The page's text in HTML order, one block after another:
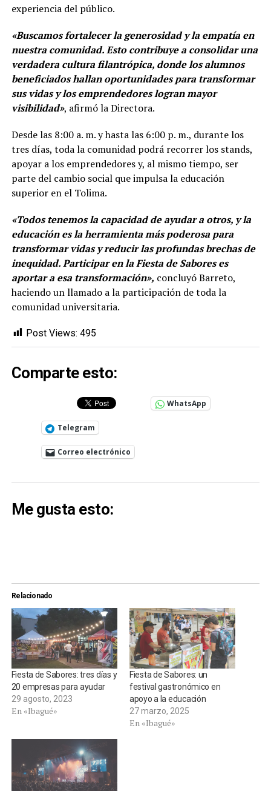
experiencia del público.
«Buscamos fortalecer la generosidad y la empatía en
nuestra comunidad. Esto contribuye a consolidar una
verdadera cultura filantrópica, donde los alumnos
beneficiados hallan oportunidades para transformar
sus vidas y los emprendedores logran mayor
visibilidad», afirmó la Directora.
Desde las 8:00 a. m. y hasta las 6:00 p. m., durante los
tres días, toda la comunidad podrá recorrer los stands,
apoyar a los emprendedores y, al mismo tiempo, ser
parte del cambio social que impulsa la educación
superior en el Tolima.
«Todos tenemos la capacidad de ayudar a otros, y la
educación es la herramienta más poderosa para
transformar vidas y reducir las profundas brechas de
inequidad. Participar en la Fiesta de Sabores es
aportar a esa transformación», concluyó Barreto,
haciendo un llamado a la participación de toda la
comunidad universitaria.
Post Views: 495
Comparte esto:
WhatsApp
Telegram
Correo electrónico
Me gusta esto:
Relacionado
Fiesta de Sabores: tres días y
20 empresas para ayudar
29 agosto, 2023
En «Ibagué»
Fiesta de Sabores: un
festival gastronómico en
apoyo a la educación
27 marzo, 2025
En «Ibagué»